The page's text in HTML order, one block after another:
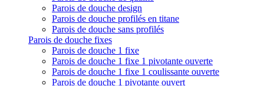
Parois de douche design
Parois de douche profilés en titane
Parois de douche sans profilés
Parois de douche fixes
Parois de douche 1 fixe
Parois de douche 1 fixe 1 pivotante ouverte
Parois de douche 1 fixe 1 coulissante ouverte
Parois de douche 1 pivotante ouvert